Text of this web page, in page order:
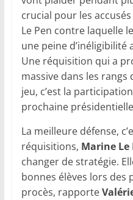
crucial pour les
Le Pen contre laquelle
une peine d’inéligibilité
Une réquisition qui a
massive dans les rangs
jeu, c’est la
prochaine
La meilleure défense,
réquisitions, Marine Le
changer de stratégie.
bonnes élèves lors des
procès, rapporte